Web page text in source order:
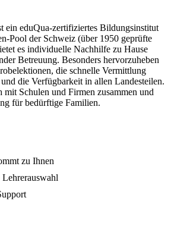
ein eduQua-zertifiziertes Bildungsinstitut
Pool der Schweiz (über 1950 geprüfte
es individuelle Nachhilfe zu Hause
Betreuung. Besonders hervorzuheben
die schnelle Vermittlung
die Verfügbarkeit in allen Landesteilen.
mit Schulen und Firmen zusammen und
für bedürftige Familien.
zu Ihnen